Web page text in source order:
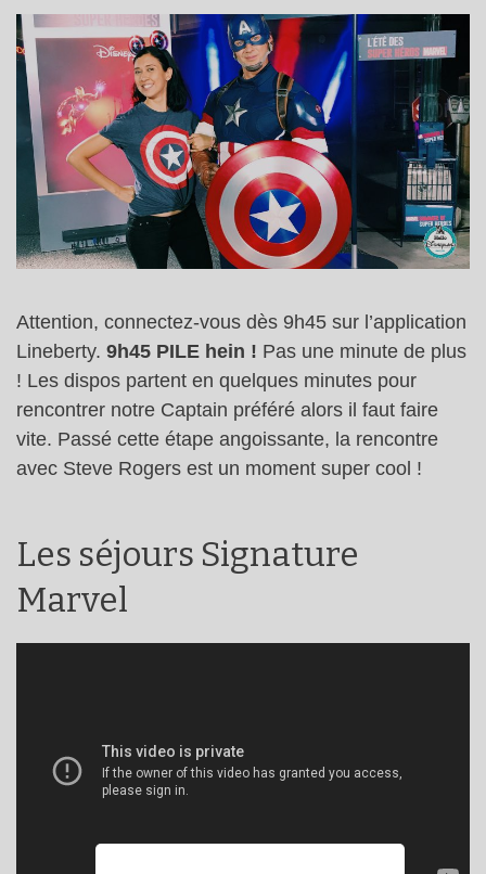
Attention, connectez-vous dès 9h45 sur l’application
Lineberty. 9h45 PILE hein ! Pas une minute de plus
! Les dispos partent en quelques minutes pour
rencontrer notre Captain préféré alors il faut faire
vite. Passé cette étape angoissante, la rencontre
avec Steve Rogers est un moment super cool !
Les séjours Signature
Marvel